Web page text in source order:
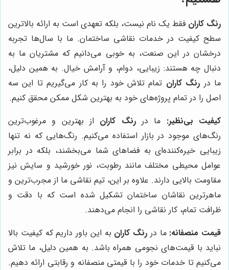
رنگ کاران فقط یک نام نیست، بلکه تعهدی است به ارائه بالاترین
سطح کیفیت در خدمات نقاشی ساختمان. ما با سال‌ها تجربه
درخشان در این صنعت، به خوبی می‌دانیم که مشتریان ما به
دنبال چه هستند: زیبایی، دوام، و آرامش خیال. به همین دلیل،
ما در رنگ کاران تمام تلاش خود را به کار می‌گیریم تا این سه
اصل را در تمام پروژه‌های خود به بهترین شکل ممکن محقق کنیم.
کیفیت بی‌نظیر: ما دررنگ کاران از بهترین و مرغوب‌ترین
رنگ‌های موجود در بازار استفاده می‌کنیم. رنگ‌هایی که نه تنها
زیبایی خیره‌کننده‌ای به فضاهای شما می‌بخشند، بلکه در برابر
عوامل محیطی مختلف مانند رطوبت، نور خورشید و سایش نیز
مقاومت بالایی دارند. علاوه بر این، تیم نقاشی ما از مجرب‌ترین و
ماهرترین نقاشان ساختمان تشکیل شده است که با دقت و
ظرافت تمام، کار نقاشی را انجام می‌دهند.
قیمت منصفانه: ما در رنگ کاران به این باور داریم که کیفیت بالا
نباید با قیمت‌های نجومی همراه باشد. به همین دلیل، ما تلاش
می‌کنیم تا خدمات خود را با قیمتی منصفانه و رقابتی ارائه دهیم.